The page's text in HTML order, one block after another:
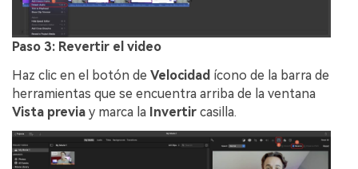
Paso 3: Revertir el video
Haz clic en el botón de Velocidad ícono de la barra de
herramientas que se encuentra arriba de la ventana
Vista previa y marca la Invertir casilla.